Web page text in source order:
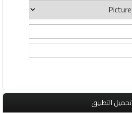
تحميل التطبيق